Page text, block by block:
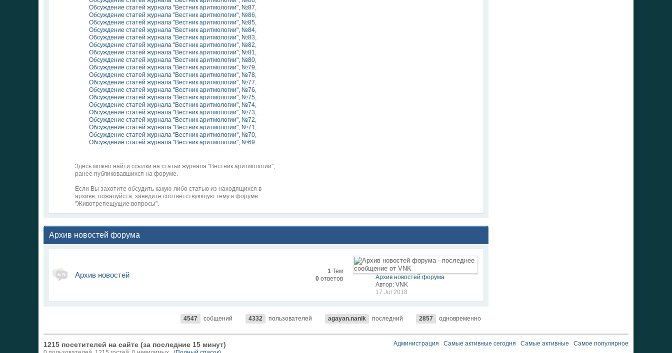
Обсуждение статей журнала "Вестник аритмологии", №87,
Обсуждение статей журнала "Вестник аритмологии", №86,
Обсуждение статей журнала "Вестник аритмологии", №85,
Обсуждение статей журнала "Вестник аритмологии", №84,
Обсуждение статей журнала "Вестник аритмологии", №83,
Обсуждение статей журнала "Вестник аритмологии", №82,
Обсуждение статей журнала "Вестник аритмологии", №81,
Обсуждение статей журнала "Вестник аритмологии", №80,
Обсуждение статей журнала "Вестник аритмологии", №79,
Обсуждение статей журнала "Вестник аритмологии", №78,
Обсуждение статей журнала "Вестник аритмологии", №77,
Обсуждение статей журнала "Вестник аритмологии", №76,
Обсуждение статей журнала "Вестник аритмологии", №75,
Обсуждение статей журнала "Вестник аритмологии", №74,
Обсуждение статей журнала "Вестник аритмологии", №73,
Обсуждение статей журнала "Вестник аритмологии", №72,
Обсуждение статей журнала "Вестник аритмологии", №71,
Обсуждение статей журнала "Вестник аритмологии", №70,
Обсуждение статей журнала "Вестник аритмологии", №69
Здесь можно найти ссылки на статьи журнала "Вестник аритмологии",
ранее публиковавшихся на форуме.
Если Вы захотите обсудить какую-либо статью из находящихся в
архиве, пожалуйста, заведите соответствующую тему в форуме
"Животрепещущие вопросы".
Архив новостей форума
Архив новостей 1 Тем
0 ответов
Архив новостей форума
Автор: VNK
17 Jul 2018
4547 собщений 4332 пользователей agayan.nanik последний 2857 одновременно
Администрация Самые активные сегодня Самые активные Самое популярное
1215 посетителей на сайте (за последние 15 минут)